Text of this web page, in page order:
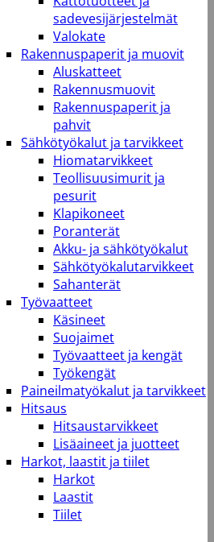
sadevesijärjestelmät
Valokate
Rakennuspaperit ja muovit
Aluskatteet
Rakennusmuovit
Rakennuspaperit ja
pahvit
Sähkötyökalut ja tarvikkeet
Hiomatarvikkeet
Teollisuusimurit ja
pesurit
Klapikoneet
Poranterät
Akku- ja sähkötyökalut
Sähkötyökalutarvikkeet
Sahanterät
Työvaatteet
Käsineet
Suojaimet
Työvaatteet ja kengät
Työkengät
Paineilmatyökalut ja tarvikkeet
Hitsaus
Hitsaustarvikkeet
Lisäaineet ja juotteet
Harkot, laastit ja tiilet
Harkot
Laastit
Tiilet